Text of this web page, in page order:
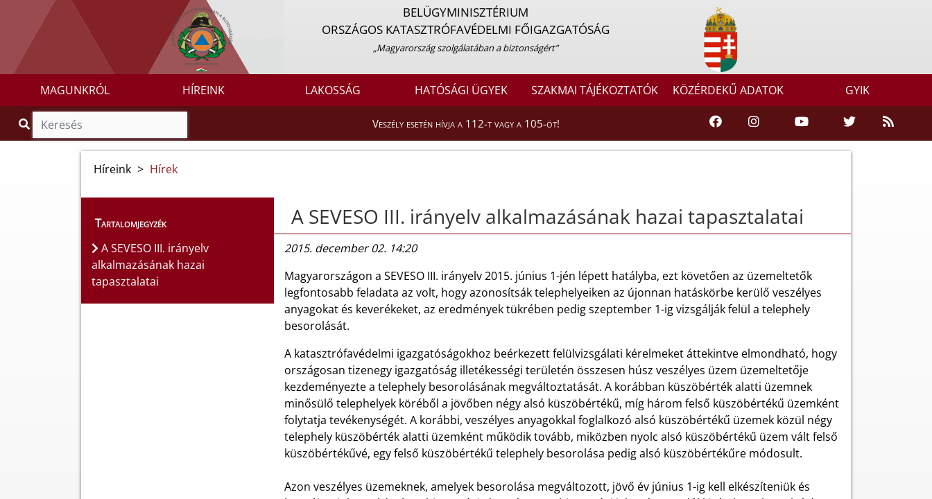
BELÜGYMINISZTÉRIUM
ORSZÁGOS KATASZTRÓFAVÉDELMI FŐIGAZGATÓSÁG
„Magyarország szolgálatában a biztonságért”
MAGUNKRÓL HÍREINK LAKOSSÁG HATÓSÁGI ÜGYEK SZAKMAI TÁJÉKOZTATÓK KÖZÉRDEKŰ ADATOK GYIK
Veszély esetén hívja a 112-t vagy a 105-öt!
Híreink > Hírek
Tartalomjegyzék
A SEVESO III. irányelv
alkalmazásának hazai
tapasztalatai
A SEVESO III. irányelv alkalmazásának hazai tapasztalatai
2015. december 02. 14:20
Magyarországon a SEVESO III. irányelv 2015. június 1-jén lépett hatályba, ezt követően az üzemeltetők
legfontosabb feladata az volt, hogy azonosítsák telephelyeiken az újonnan hatáskörbe kerülő veszélyes
anyagokat és keverékeket, az eredmények tükrében pedig szeptember 1-ig vizsgálják felül a telephely
besorolását.
A katasztrófavédelmi igazgatóságokhoz beérkezett felülvizsgálati kérelmeket áttekintve elmondható, hogy
országosan tizenegy igazgatóság illetékességi területén összesen húsz veszélyes üzem üzemeltetője
kezdeményezte a telephely besorolásának megváltoztatását. A korábban küszöbérték alatti üzemnek
minősülő telephelyek köréből a jövőben négy alsó küszöbértékű, míg három felső küszöbértékű üzemként
folytatja tevékenységét. A korábbi, veszélyes anyagokkal foglalkozó alsó küszöbértékű üzemek közül négy
telephely küszöbérték alatti üzemként működik tovább, miközben nyolc alsó küszöbértékű üzem vált felső
küszöbértékűvé, egy felső küszöbértékű telephely besorolása pedig alsó küszöbértékűre módosult.
Azon veszélyes üzemeknek, amelyek besorolása megváltozott, jövő év június 1-ig kell elkészíteniük és